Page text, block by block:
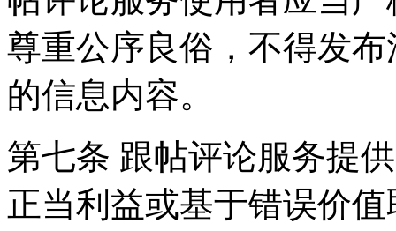
尊重公序良俗，不得发
的信息内容。
第七条 跟帖评论服务提
正当利益或基于错误价